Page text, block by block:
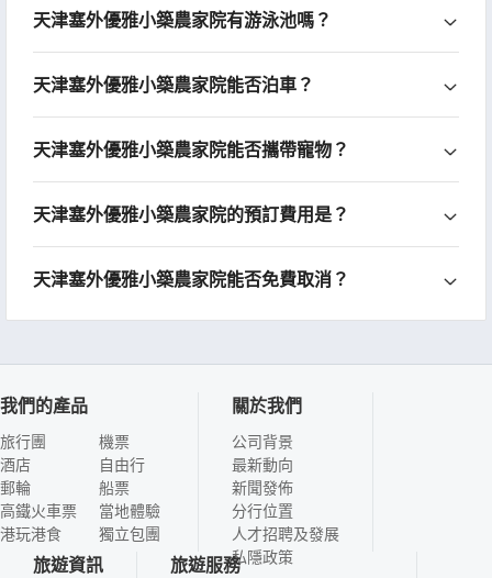
天津塞外優雅小築農家院有游泳池嗎？
天津塞外優雅小築農家院能否泊車？
天津塞外優雅小築農家院能否攜帶寵物？
天津塞外優雅小築農家院的預訂費用是？
天津塞外優雅小築農家院能否免費取消？
我們的產品
旅行團
酒店
郵輪
高鐵火車票
港玩港食
機票
自由行
船票
當地體驗
獨立包團
關於我們
公司背景
最新動向
新聞發佈
分行位置
人才招聘及發展
私隱政策
旅遊資訊 旅遊服務